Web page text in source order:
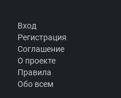
Вход
Регистрация
Соглашение
О проекте
Правила
Обо всем